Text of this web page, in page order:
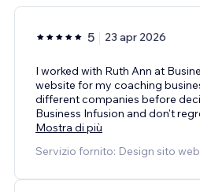
5 23 apr 2026
I worked with Ruth Ann at
website for my coaching
different companies before
Business Infusion and don't
Mostra di più
Servizio fornito: Design sito